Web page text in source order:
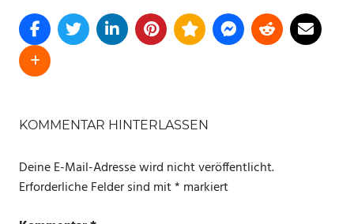
HOME
WERKTAG
WORKDAY
KOMMENTAR HINTERLASSEN
Deine E-Mail-Adresse wird nicht veröffentlicht.
Erforderliche Felder sind mit* markiert